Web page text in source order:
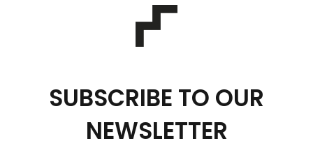
SUBSCRIBE TO OUR
NEWSLETTER